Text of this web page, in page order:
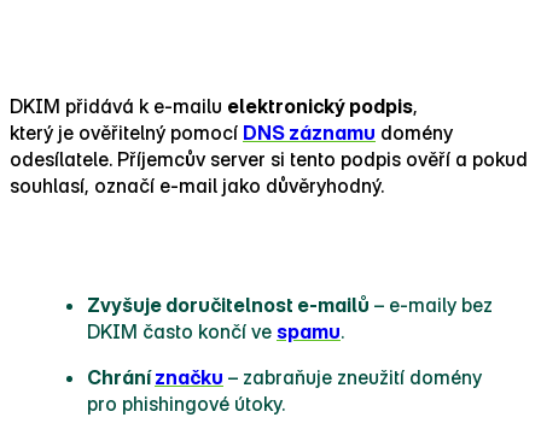
DKIM přidává k e‑mailu elektronický podpis,
který je ověřitelný pomocí DNS záznamu domény
odesílatele. Příjemcův server si tento podpis ověří a pokud
souhlasí, označí e‑mail jako důvěryhodný.
Zvyšuje doručitelnost e‑mailů – e‑maily bez
DKIM často končí ve spamu.
Chráníznačku – zabraňuje zneužití domény
pro phishingové útoky.